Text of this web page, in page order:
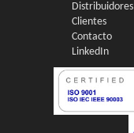
Distribuidores
Clientes
Contacto
LinkedIn